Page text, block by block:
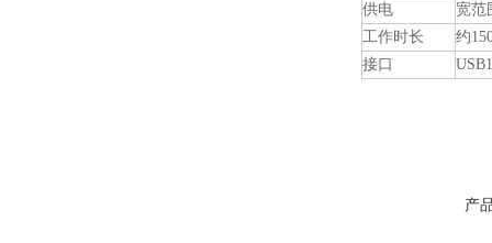
供电
宽范
工作时长
约
接口
产